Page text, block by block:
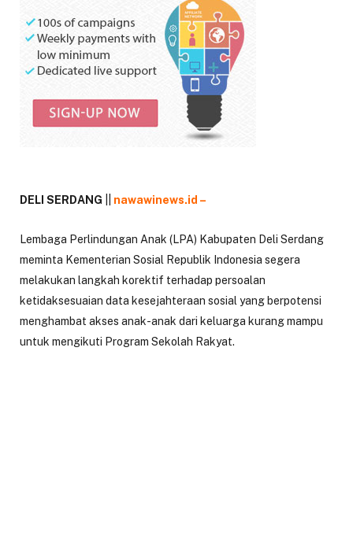
DELI SERDANG nawawinews.id –
Lembaga Perlindungan Anak (LPA) Kabupaten Deli Serdang
meminta Kementerian Sosial Republik Indonesia segera
melakukan langkah korektif terhadap persoalan
ketidaksesuaian data kesejahteraan sosial yang berpotensi
menghambat akses anak-anak dari keluarga kurang mampu
untuk mengikuti Program Sekolah Rakyat.